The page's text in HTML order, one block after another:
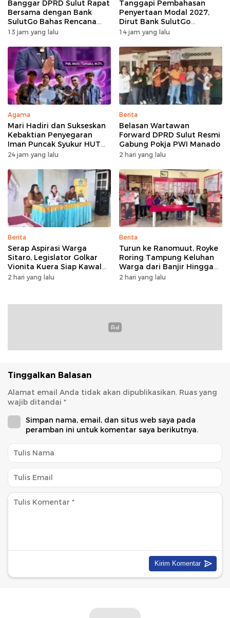
Banggar DPRD Sulut Rapat
Bersama dengan Bank
SulutGo Bahas Rencana
Penyertaan Modal Rp30
13 jam yang lalu
Tanggapi Pembahasan
Penyertaan Modal 2027,
Dirut Bank SulutGo
Jelaskan Pentingnya
14 jam yang lalu
Agama
Mari Hadiri dan Sukseskan
Kebaktian Penyegaran
Iman Puncak Syukur HUT
Ke-62 PKB GMIM AOKD
24 jam yang lalu
Berita
Belasan Wartawan
Forward DPRD Sulut Resmi
Gabung Pokja PWI Manado
2 hari yang lalu
Berita
Serap Aspirasi Warga
Sitaro, Legislator Golkar
Vionita Kuera Siap Kawal
Pembangunan Akses Jalan
2 hari yang lalu
Berita
Turun ke Ranomuut, Royke
Roring Tampung Keluhan
Warga dari Banjir Hingga
Fasilitas Publik
2 hari yang lalu
Tinggalkan Balasan
Alamat email Anda tidak akan dipublikasikan. Ruas yang
wajib ditandai *
Simpan nama, email, dan situs web saya pada
peramban ini untuk komentar saya berikutnya.